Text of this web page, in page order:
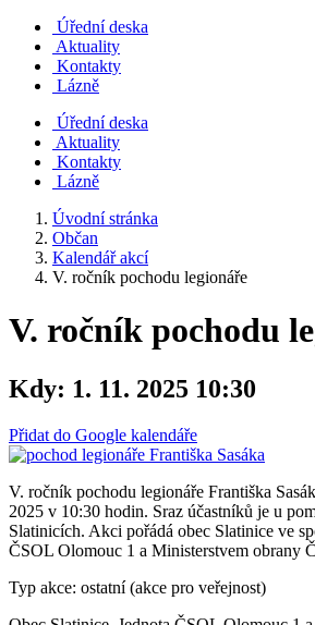
Úřední deska
Aktuality
Kontakty
Lázně
Úřední deska
Aktuality
Kontakty
Lázně
Úvodní stránka
Občan
Kalendář akcí
V. ročník pochodu legionáře
V. ročník pochodu
Kdy: 1. 11. 2025 10:30
Přidat do Google kalendáře
V. ročník pochodu legionáře Františka
2025 v 10:30 hodin. Sraz účastníků je u
Slatinicích. Akci pořádá obec Slatinice ve
ČSOL Olomouc 1 a Ministerstvem obrany
Typ akce: ostatní (akce pro veřejnost)